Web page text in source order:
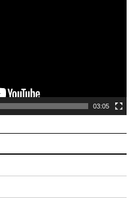
03:05